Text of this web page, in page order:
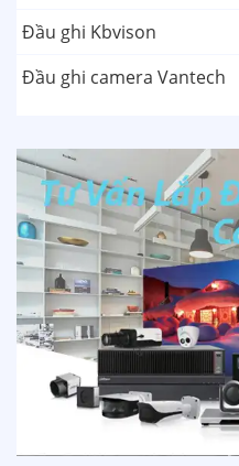
Đầu ghi Kbvison
Đầu ghi camera Vantech